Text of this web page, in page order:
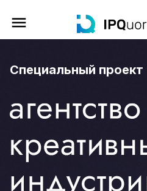
Все материалы
Аналитика
События
IPQ.365
Специальный проект